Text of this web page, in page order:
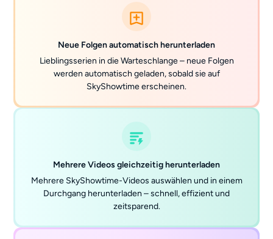
Neue Folgen automatisch herunterladen
Lieblingsserien in die Warteschlange – neue Folgen
werden automatisch geladen, sobald sie auf
SkyShowtime erscheinen.
Mehrere Videos gleichzeitig herunterladen
Mehrere SkyShowtime-Videos auswählen und in einem
Durchgang herunterladen – schnell, effizient und
zeitsparend.